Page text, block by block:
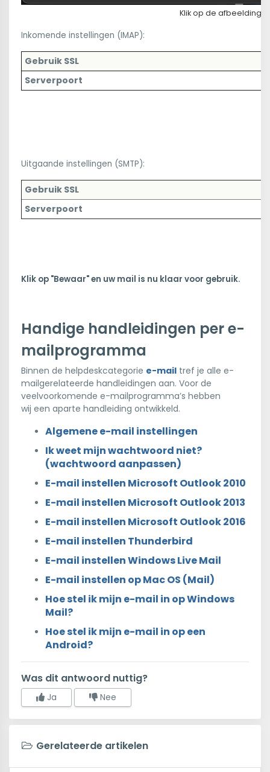
Klik op de afbeelding
Inkomende instellingen (IMAP):
Gebruik SSL
Serverpoort
Uitgaande instellingen (SMTP):
Gebruik SSL
Serverpoort
Klik op "Bewaar" en uw mail is nu klaar voor gebruik.
Handige handleidingen per e-
mailprogramma
Binnen de helpdeskcategorie e-mail tref je alle e-
mailgerelateerde handleidingen aan. Voor de
veelvoorkomende e-mailprogramma’s hebben
wij een aparte handleiding ontwikkeld.
Algemene e-mail instellingen
Ik weet mijn wachtwoord niet?
(wachtwoord aanpassen)
E-mail instellen Microsoft Outlook 2010
E-mail instellen Microsoft Outlook 2013
E-mail instellen Microsoft Outlook 2016
E-mail instellen Thunderbird
E-mail instellen Windows Live Mail
E-mail instellen op Mac OS (Mail)
Hoe stel ik mijn e-mail in op Windows
Mail?
Hoe stel ik mijn e-mail in op een
Android?
Was dit antwoord nuttig?
Ja Nee
Gerelateerde artikelen